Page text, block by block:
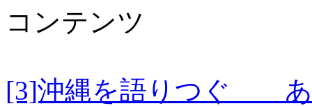
コンテンツ
[3]沖縄を語りつぐ あ